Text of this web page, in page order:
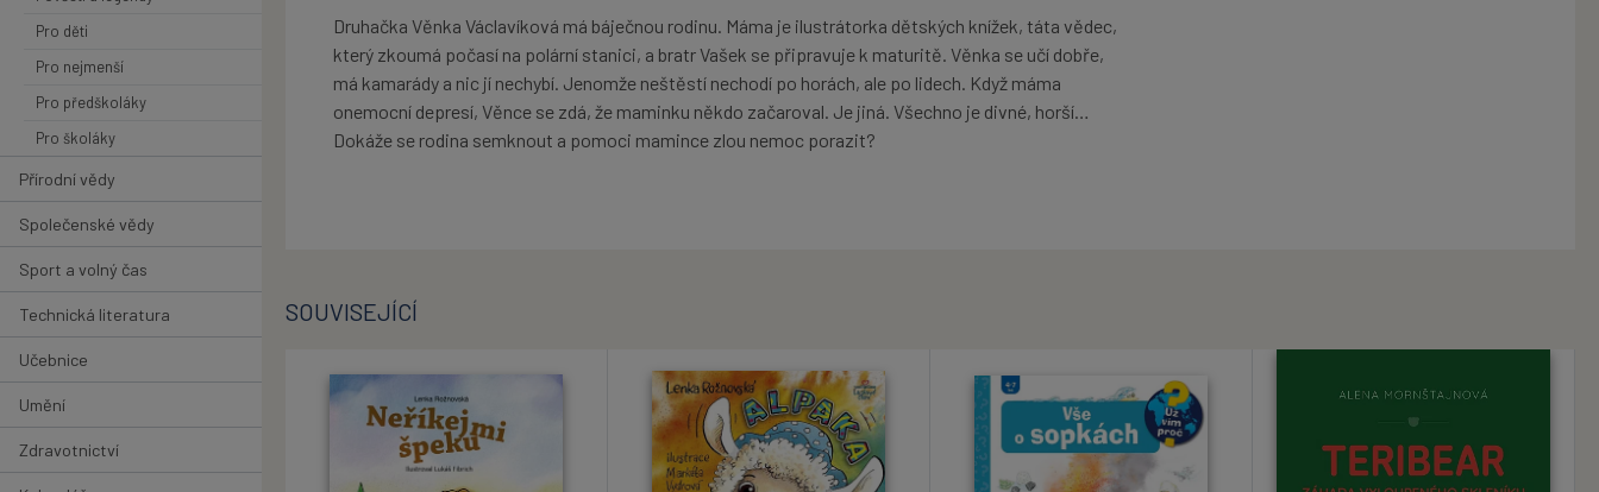
Pro děti
Pro nejmenší
Pro předškoláky
Pro školáky
Přírodní vědy
Společenské vědy
Sport a volný čas
Technická literatura
Učebnice
Umění
Zdravotnictví
Druhačka Věnka Václavíková má báječnou rodinu. Máma je ilustrátorka dětských knížek, táta vědec,
který zkoumá počasí na polární stanici, a bratr Vašek se připravuje k maturitě. Věnka se učí dobře,
má kamarády a nic jí nechybí. Jenomže neštěstí nechodí po horách, ale po lidech. Když máma
onemocní depresí, Věnce se zdá, že maminku někdo začaroval. Je jiná. Všechno je divné, horší…
Dokáže se rodina semknout a pomoci mamince zlou nemoc porazit?
SOUVISEJÍCÍ